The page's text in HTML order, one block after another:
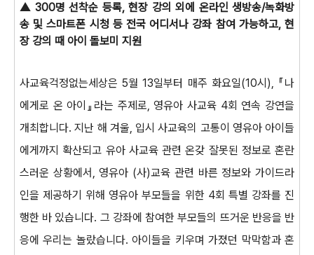
▲ 300명 선착순 등록, 현장 강의 외에 온라인 생방송/녹화방
송 및 스마트폰 시청 등 전국 어디서나 강좌 참여 가능하고, 현
장 강의 때 아이 돌보미 지원
사교육걱정없는세상은 5월 13일부터 매주 화요일(10시), 『나
에게로 온 아이』라는 주제로, 영유아 사교육 4회 연속 강연을
개최합니다. 지난 해 겨울, 입시 사교육의 고통이 영유아 아이들
에게까지 확산되고 유아 사교육 관련 온갖 잘못된 정보로 혼란
스러운 상황에서, 영유아 (사)교육 관련 바른 정보와 가이드라
인을 제공하기 위해 영유아 부모들을 위한 4회 특별 강좌를 진
행한 바 있습니다. 그 강좌에 참여한 부모들의 뜨거운 반응을 반
응에 우리는 놀랐습니다. 아이들을 키우며 가졌던 막막함과 혼